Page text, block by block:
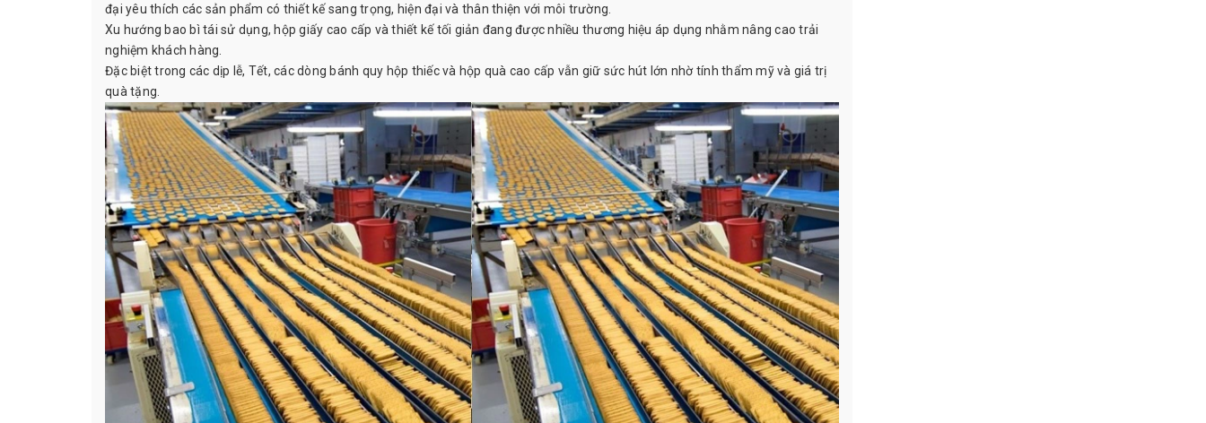
đại yêu thích các sản phẩm có thiết kế sang trọng, hiện đại và thân thiện với môi trường.
Xu hướng bao bì tái sử dụng, hộp giấy cao cấp và thiết kế tối giản đang được nhiều thương hiệu áp dụng nhằm nâng cao trải
nghiệm khách hàng.
Đặc biệt trong các dịp lễ, Tết, các dòng bánh quy hộp thiếc và hộp quà cao cấp vẫn giữ sức hút lớn nhờ tính thẩm mỹ và giá trị
quà tặng.